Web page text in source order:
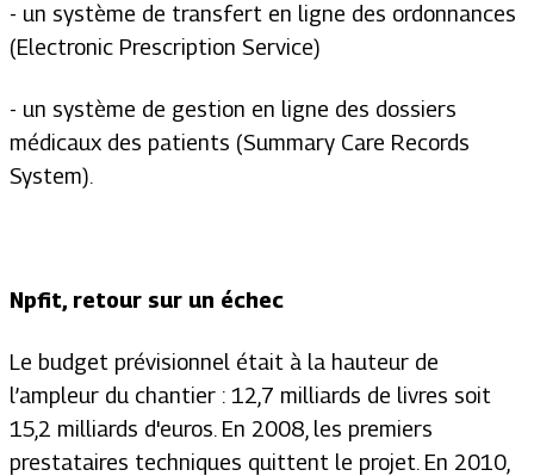
- un système de transfert en ligne des ordonnances
(Electronic Prescription Service)
- un système de gestion en ligne des dossiers
médicaux des patients (Summary Care Records
System).
Npfit, retour sur un échec
Le budget prévisionnel était à la hauteur de
l’ampleur du chantier : 12,7 milliards de livres soit
15,2 milliards d'euros. En 2008, les premiers
prestataires techniques quittent le projet. En 2010,